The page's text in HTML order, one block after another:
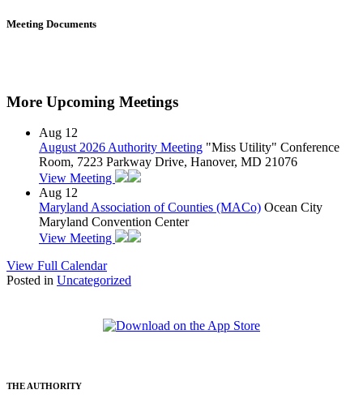
Meeting Documents
More Upcoming Meetings
Aug 12
August 2026 Authority Meeting "Miss Utility" Conference
Room, 7223 Parkway Drive, Hanover, MD 21076
View Meeting
Aug 12
Maryland Association of Counties (MACo) Ocean City
Maryland Convention Center
View Meeting
View Full Calendar
Posted in Uncategorized
THE AUTHORITY